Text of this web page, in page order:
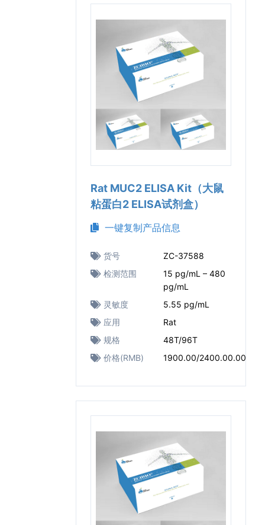
Rat MUC2 ELISA Kit（大鼠
粘蛋白2 ELISA试剂盒）
一键复制产品信息
货号
ZC-37588
检测范围
15 pg/mL – 480
pg/mL
灵敏度
5.55 pg/mL
应用
Rat
规格
48T/96T
价格(RMB)
1900.00/2400.00.00